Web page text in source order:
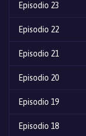
Episodio 23
Episodio 22
Episodio 21
Episodio 20
Episodio 19
Episodio 18